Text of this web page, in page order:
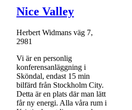
Nice Valley
Herbert Widmans väg 7,
2981
Vi är en personlig
konferensanläggning i
Sköndal, endast 15 min
bilfärd från Stockholm City.
Detta är en plats där man lätt
får ny energi. Alla våra rum i